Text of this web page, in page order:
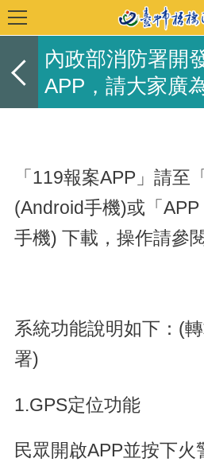
內政部消防署開
APP，請大家廣
「119報案APP」請至
(Android手機)或「
手機) 下載，操作請參
系統功能說明如下：(
署)
1.GPS定位功能
民眾開啟APP並按下火